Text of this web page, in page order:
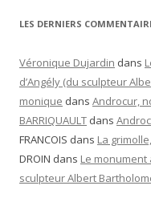
LES DERNIERS
Véronique Dujardin dans
d’Angély (du sculpteur
monique dans Androcur,
BARRIQUAULT dans
FRANCOIS dans La
DROIN dans Le monument
sculpteur Albert